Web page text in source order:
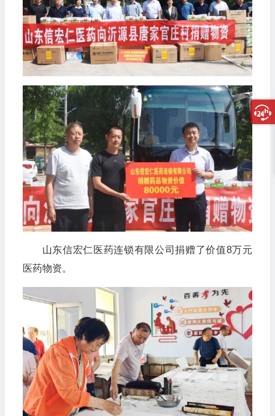
山东信宏仁医药连锁有限公司捐赠了价值8万元
医药物资。